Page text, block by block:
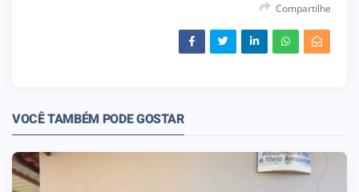
Compartilhe
VOCÊ TAMBÉM PODE GOSTAR